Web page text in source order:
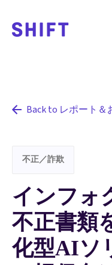
Back to レポート＆
不正／詐欺
インフォ
不正書類
化型AIソ